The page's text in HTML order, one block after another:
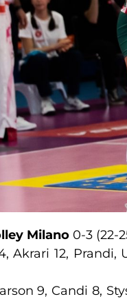
Milano 0-3 (22-
Akrari 12, Prandi,
9, Candi 8,